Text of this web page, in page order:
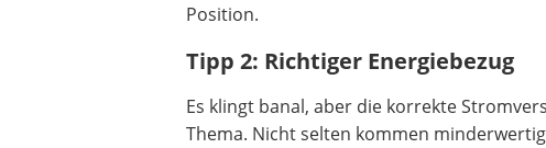
Position.
Tipp 2: Richtiger Energiebezug
Es klingt banal, aber die korrekte
Thema. Nicht selten kommen